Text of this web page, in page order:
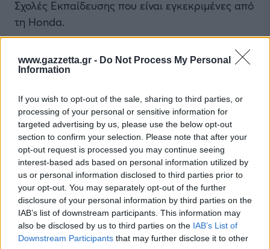
www.gazzetta.gr - Do Not Process My Personal
Information
If you wish to opt-out of the sale, sharing to third parties, or
processing of your personal or sensitive information for
targeted advertising by us, please use the below opt-out
section to confirm your selection. Please note that after your
opt-out request is processed you may continue seeing
interest-based ads based on personal information utilized by
us or personal information disclosed to third parties prior to
your opt-out. You may separately opt-out of the further
disclosure of your personal information by third parties on the
IAB’s list of downstream participants. This information may
also be disclosed by us to third parties on the IAB’s List of
Downstream Participants that may further disclose it to other
Σχολές Εκπαίδευσης που είναι εγκεκριμένες από
τη Honda.